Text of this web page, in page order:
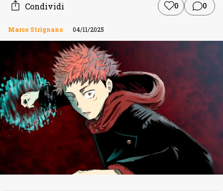
Condividi 0 0
Marco Strignano 04/11/2025